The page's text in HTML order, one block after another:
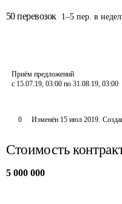
50 перевозок 1–5 пер. в
Приём предложений
с 15.07.19, 03:00 по 31.08.19, 03:00
0 Изменён 15 июл 2019.
Стоимость
5 000 000